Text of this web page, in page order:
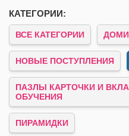
КАТЕГОРИИ:
ВСЕ КАТЕГОРИИ
НОВЫЕ ПОСТУПЛЕНИЯ
ПАЗЛЫ КАРТОЧКИ И
ОБУЧЕНИЯ
ПИРАМИДКИ